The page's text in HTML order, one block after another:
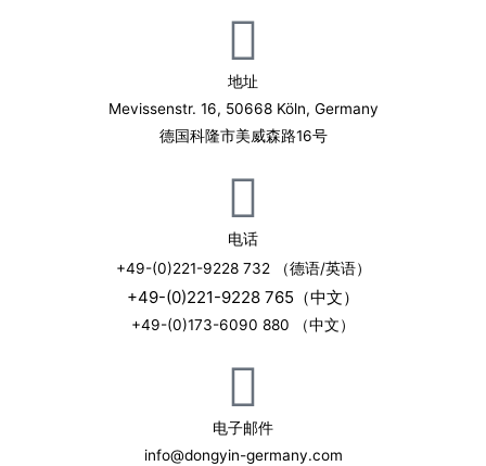
地址
Mevissenstr. 16, 50668 Köln, Germany
德国科隆市美威森路16号
电话
+49-(0)221-9228 732 （德语/英语）
+49-(0)221-9228 765（中文）
+49-(0)173-6090 880 （中文）
电子邮件
info@dongyin-germany.com